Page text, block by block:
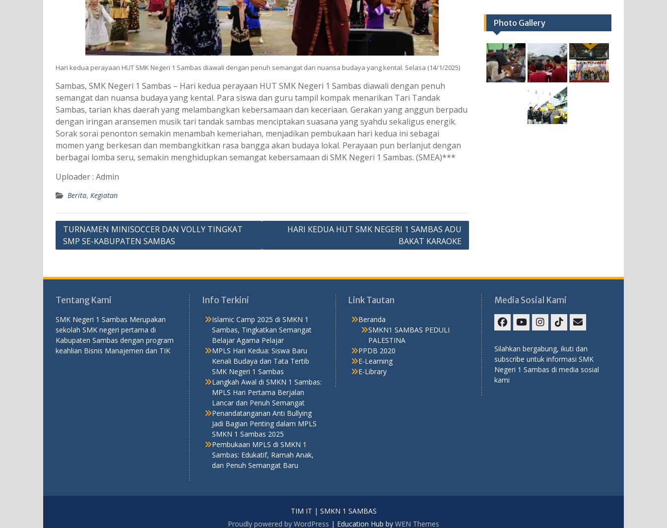
Hari kedua perayaan HUT SMK Negeri 1 Sambas diawali dengan penuh semangat dan nuansa budaya yang kental. Selasa (14/1/2025)
Sambas, SMK Negeri 1 Sambas – Hari kedua perayaan HUT SMK Negeri 1 Sambas diawali dengan penuh
semangat dan nuansa budaya yang kental. Para siswa dan guru tampil kompak menarikan Tari Tandak
Sambas, tarian khas daerah yang melambangkan kebersamaan dan keceriaan. Gerakan yang anggun berpadu
dengan iringan aransemen musik tari tandak sambas menciptakan suasana yang syahdu sekaligus energik.
Sorak sorai penonton semakin menambah kemeriahan, menjadikan pembukaan hari kedua ini sebagai
momen yang berkesan dan membangkitkan rasa bangga akan budaya lokal. Perayaan pun berlanjut dengan
berbagai lomba seru, semakin menghidupkan semangat kebersamaan di SMK Negeri 1 Sambas. (SMEA)***
Uploader : Admin
Berita, Kegiatan
Navigasi
pos
TURNAMEN MINISOCCER DAN VOLLY TINGKAT
SMP SE-KABUPATEN SAMBAS
HARI KEDUA HUT SMK NEGERI 1 SAMBAS ADU
BAKAT KARAOKE
Photo Gallery
Tentang Kami
SMK Negeri 1 Sambas Merupakan
sekolah SMK negeri pertama di
Kabupaten Sambas dengan program
keahlian Bisnis Manajemen dan TIK
Info Terkini
Islamic Camp 2025 di SMKN 1
Sambas, Tingkatkan Semangat
Belajar Agama Pelajar
MPLS Hari Kedua: Siswa Baru
Kenali Budaya dan Tata Tertib
SMK Negeri 1 Sambas
Langkah Awal di SMKN 1 Sambas:
MPLS Hari Pertama Berjalan
Lancar dan Penuh Semangat
Penandatanganan Anti Bullying
Jadi Bagian Penting dalam MPLS
SMKN 1 Sambas 2025
Pembukaan MPLS di SMKN 1
Sambas: Edukatif, Ramah Anak,
dan Penuh Semangat Baru
Link Tautan
Beranda
SMKN1 SAMBAS PEDULI
PALESTINA
PPDB 2020
E-Learning
E-Library
Media Sosial Kami
Silahkan bergabung, ikuti dan
subscribe untuk informasi SMK
Negeri 1 Sambas di media sosial
kami
TIM IT | SMKN 1 SAMBAS
Proudly powered by WordPress | Education Hub by WEN Themes